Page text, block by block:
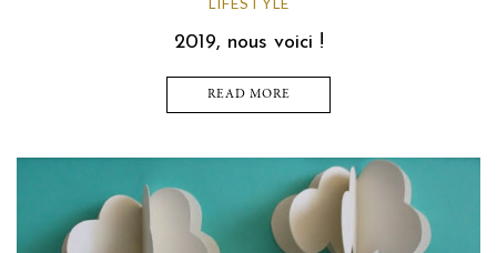
LIFESTYLE
2019, nous voici !
READ MORE